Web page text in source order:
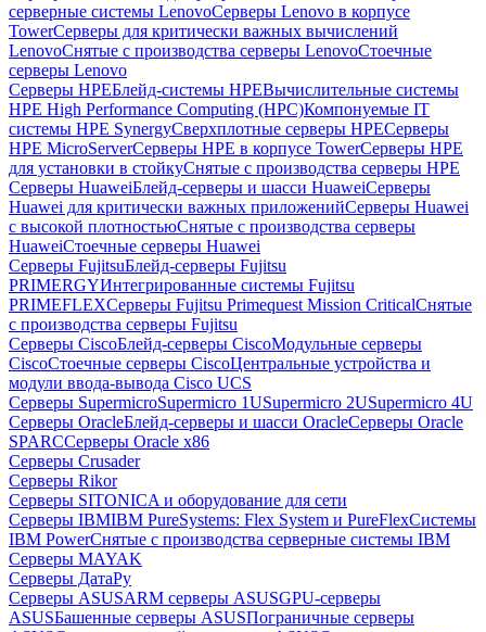
серверные системы LenovoСерверы Lenovo в корпусе
TowerСерверы для критически важных вычислений
LenovoСнятые с производства серверы LenovoСтоечные
серверы Lenovo
Серверы HPEБлейд-системы HPEВычислительные системы
HPE High Performance Computing (HPC)Компонуемые IT
системы HPE SynergyСверхплотные серверы HPEСерверы
HPE MicroServerСерверы HPE в корпусе TowerСерверы HPE
для установки в стойкуСнятые с производства серверы HPE
Серверы HuaweiБлейд-серверы и шасси HuaweiСерверы
Huawei для критически важных приложенийСерверы Huawei
с высокой плотностьюСнятые с производства серверы
HuaweiСтоечные серверы Huawei
Серверы FujitsuБлейд-серверы Fujitsu
PRIMERGYИнтегрированные системы Fujitsu
PRIMEFLEXСерверы Fujitsu Primequest Mission CriticalСнятые
с производства серверы Fujitsu
Серверы CiscoБлейд-серверы CiscoМодульные серверы
CiscoСтоечные серверы CiscoЦентральные устройства и
модули ввода-вывода Cisco UCS
Серверы SupermicroSupermicro 1USupermicro 2USupermicro 4U
Серверы OracleБлейд-серверы и шасси OracleСерверы Oracle
SPARCСерверы Oracle x86
Серверы Crusader
Серверы Rikor
Серверы SITONICA и оборудование для сети
Серверы IBMIBM PureSystems: Flex System и PureFlexСистемы
IBM PowerСнятые с производства серверные системы IBM
Серверы MAYAK
Серверы ДатаРу
Серверы ASUSARM серверы ASUSGPU-серверы
ASUSБашенные серверы ASUSПограничные серверы